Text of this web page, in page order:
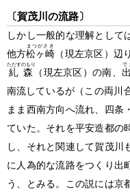
〔賀茂川の流路〕
しかし一般的な理解として
他方松ヶ崎
まつがさき
（現左京区） 辺
糺森
ただすのもり
（現左京区） の南、
で
南流しているが （この両川
まま西南方向へ流れ、四条
ていた。それを平安造都の
し、それと関連して賀茂川
に人為的な流路をつくり出
う、とみる。この説には京